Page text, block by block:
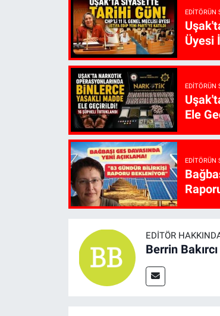
EDITÖRÜN
Üyesi
EDITÖRÜN
Ele
EDITÖRÜN
EDITÖR
Berrin Bakırcı